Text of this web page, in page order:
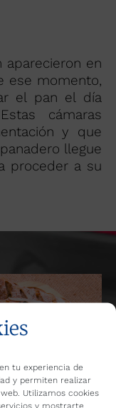
tu experiencia de
y permiten realizar
Utilizamos cookies
y mostrarte
aparecieron en
ese momento,
el pan el día
cámaras
y que
llegue
proceder a su